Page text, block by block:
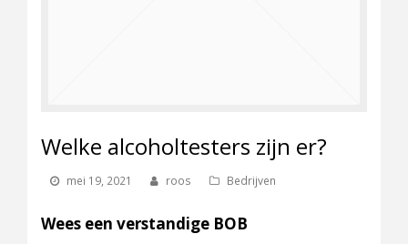
Welke alcoholtesters zijn er?
mei 19, 2021 roos Bedrijven
Wees een verstandige BOB